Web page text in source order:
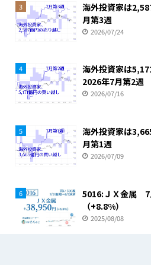
3
海外投資家は
月第3週
2026/07/24
4
海外投資家は
2026年7月第2週
2026/07/16
5
海外投資家は
月第1週
2026/07/09
6
5016:ＪＸ金属 7
（+8.8%）
2025/08/08